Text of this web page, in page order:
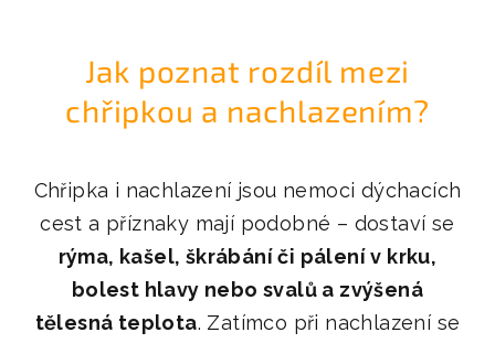
Jak poznat rozdíl mezi
chřipkou a nachlazením?
Chřipka i nachlazení jsou nemoci dýchacích
cest a příznaky mají podobné – dostaví se
rýma, kašel, škrábání či pálení v krku,
bolest hlavy nebo svalů a zvýšená
tělesná teplota. Zatímco při nachlazení se